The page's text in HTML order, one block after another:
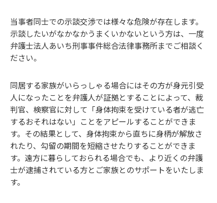
当事者同士での示談交渉では様々な危険が存在します。
示談したいがなかなかうまくいかないという方は、一度
弁護士法人あいち刑事事件総合法律事務所までご相談く
ださい。
同居する家族がいらっしゃる場合にはその方が身元引受
人になったことを弁護人が証拠とすることによって、裁
判官、検察官に対して「身体拘束を受けている者が逃亡
するおそれはない」ことをアピールすることができま
す。その結果として、身体拘束から直ちに身柄が解放さ
れたり、勾留の期間を短縮させたりすることができま
す。遠方に暮らしておられる場合でも、より近くの弁護
士が逮捕されている方とご家族とのサポートをいたしま
す。